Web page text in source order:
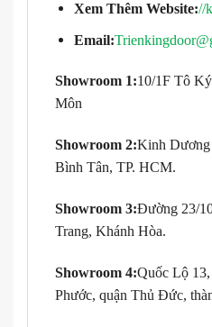
Xem Thêm Website://
Email:
Showroom 1:10/1F Tô
Môn
Showroom 2:Kinh Dương
Bình Tân, TP. HCM.
Showroom 3:Đường 23/
Trang, Khánh Hòa.
Showroom 4:Quốc Lộ
Phước, quận Thủ Đức,